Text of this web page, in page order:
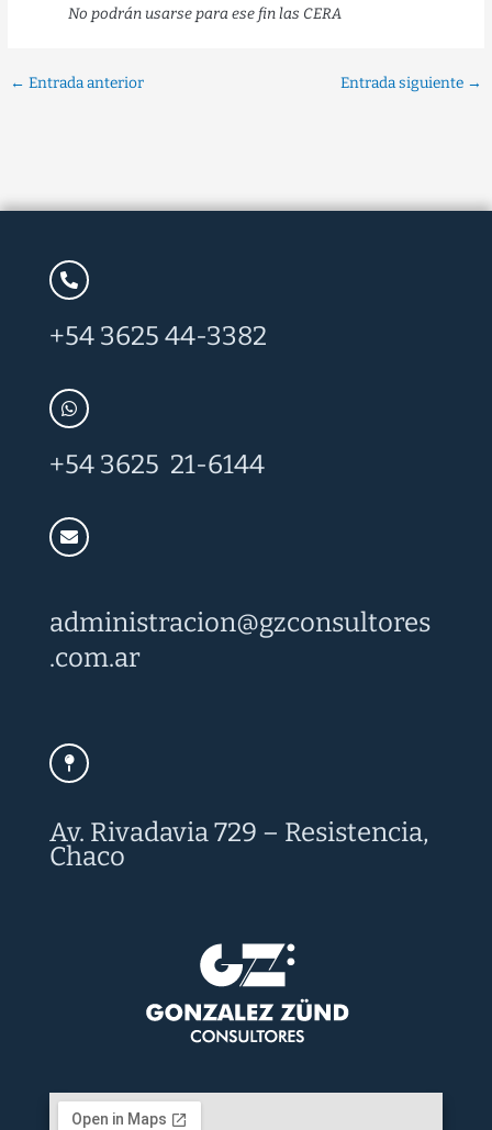
No podrán usarse para ese fin las CERA
← Entrada anterior Entrada siguiente →
+54 3625 44-3382
+54 3625 21-6144
administracion@gzconsultores
.com.ar
Av. Rivadavia 729 – Resistencia,
Chaco